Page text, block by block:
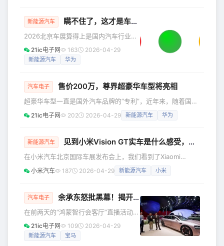
破了传统汽车的能力边界。 汽
** 这还不是离谱的，最离谱在4月，4月份由于有北京车展，
车展期间（4月24日-5月3日）预计将有超过100场新车首发
活动。4月全月总计预计将有120-130场新车发布发活动
新能源汽车 瞒不住了，这才是车展最炸新车！
2026北京车展算得上是国内汽车行业一
年里最有参考价值的行业盛会，自主品
牌、造车新势力还有合资品牌，都把全
看下来，国产品牌阵营中呈现出两条明
大体量SUV，已经成为多家车企的主推
产品； 各家车企都不想再陷入配置同质
个性化路线，抢夺不同圈
21ic电子网 163 2026-04-29
新能源汽车 华为
汽车电子 售价200万，尊界超豪华车型将亮相
超豪华车型一直是国外汽车品牌的“专利”，近年来，随着国产
新能源汽车的强势崛起，国产汽车品牌也出现了一些超豪华车
常务董事、产品投资评审委员会主任、终端 BG 董事长余承东
旬正式****对****外公布。余承东表示，新车的价格区间
21ic电子网 202 2026-04-29 新能源汽车 华为
新能源汽车 见到小米Vision GT实车是什么感受，看李田原X山内一典怎么说？
在小米汽车北京国际车展发布会上，我们看到了Xiaomi
Vision Gran Turismo的动态亮相，是不是非常帅？ 在4月23
典先生来说，这也是第一次看到Xiaomi Vision GT的实车，一
起来听听山内一典先生的感受。 交流文稿也分享给大家。 李
田原：请山
小米汽车 187 2026-04-29 新能源汽车 小米
汽车电子 余承东怒批黑幕！揭开享界S9麋鹿测试真相
在前两天的“鸿蒙智行会客厅”直播活动
中，华为常务董事、终端BG董事长余承
东首次公开回应享界S9麋鹿测试争议，
21ic电子网 109 2026-04-29
新能源汽车 宝马